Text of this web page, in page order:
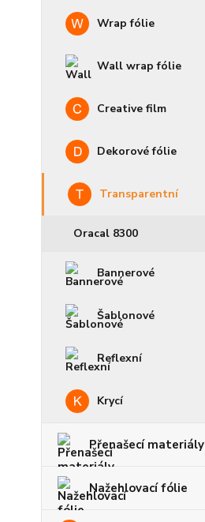
Wrap fólie
Wall wrap fólie
Creative film
Dekorové fólie
Transparentní
Oracal 8300
Bannerové
Šablonové
Reflexní
Krycí
Přenašecí materiály
Nažehlovací fólie